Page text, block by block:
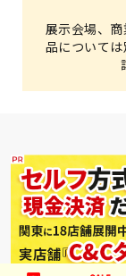
展示会場、
品については